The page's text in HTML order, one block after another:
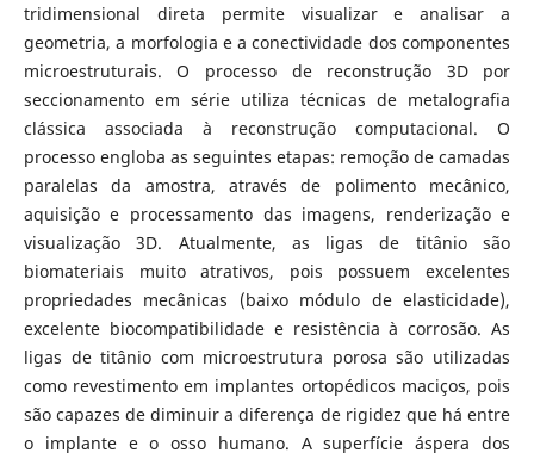
tridimensional direta permite visualizar e analisar a
geometria, a morfologia e a conectividade dos componentes
microestruturais. O processo de reconstrução 3D por
seccionamento em série utiliza técnicas de metalografia
clássica associada à reconstrução computacional. O
processo engloba as seguintes etapas: remoção de camadas
paralelas da amostra, através de polimento mecânico,
aquisição e processamento das imagens, renderização e
visualização 3D. Atualmente, as ligas de titânio são
biomateriais muito atrativos, pois possuem excelentes
propriedades mecânicas (baixo módulo de elasticidade),
excelente biocompatibilidade e resistência à corrosão. As
ligas de titânio com microestrutura porosa são utilizadas
como revestimento em implantes ortopédicos maciços, pois
são capazes de diminuir a diferença de rigidez que há entre
o implante e o osso humano. A superfície áspera dos